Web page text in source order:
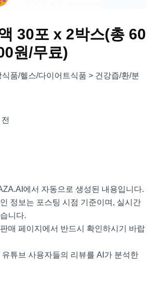
30포 x 2박스(총 60
원/무료)
식품/헬스/다이어트식품 > 건강즙/환/분
에서 자동으로 생성된 내용입니다.
정보는 포스팅 시점 기준이며, 실시간
니다.
매 페이지에서 반드시 확인하시기 바랍
튜브 사용자들의 리뷰를 AI가 분석한